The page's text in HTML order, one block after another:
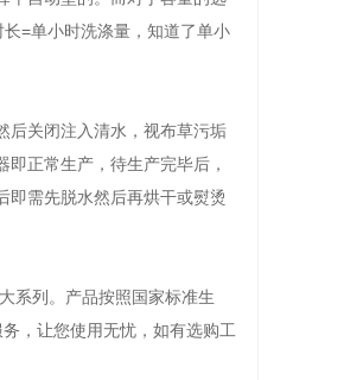
=单小时洗涤量，知道了单小
后关闭注入清水，视布草污垢
正常生产，待生产完毕后，
即需先脱水然后再烘干或熨烫
系列。产品按照国家标准生
，让您使用无忧，如有选购工